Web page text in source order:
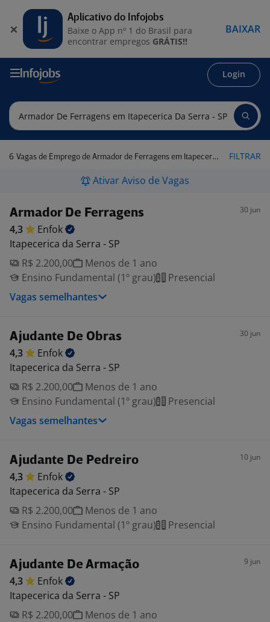
Login
6 Vagas de Emprego de Armador de Ferragens em Itapecerica da Serra - SP FILTRAR
Ativar Aviso de Vagas
Armador De Ferragens 30 jun
4,3
Enfok
Itapecerica da Serra - SP
R$ 2.200,00
Menos de 1 ano
Ensino Fundamental (1º grau)
Presencial
Vagas semelhantes
Ajudante De Obras 30 jun
4,3
Enfok
Itapecerica da Serra - SP
R$ 2.200,00
Menos de 1 ano
Ensino Fundamental (1º grau)
Presencial
Vagas semelhantes
Ajudante De Pedreiro 10 jun
4,3
Enfok
Itapecerica da Serra - SP
R$ 2.200,00
Menos de 1 ano
Ensino Fundamental (1º grau)
Presencial
Ajudante De Armação 9 jun
4,3
Enfok
Itapecerica da Serra - SP
R$ 2.200,00
Menos de 1 ano
Aplicativo do Infojobs
Baixe o App nº 1 do Brasil para
encontrar empregos GRÁTIS!!
BAIXAR